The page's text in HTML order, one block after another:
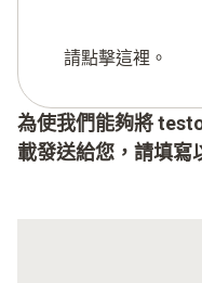
請點擊這裡。
為使我們能夠將
載發送給您，請填寫